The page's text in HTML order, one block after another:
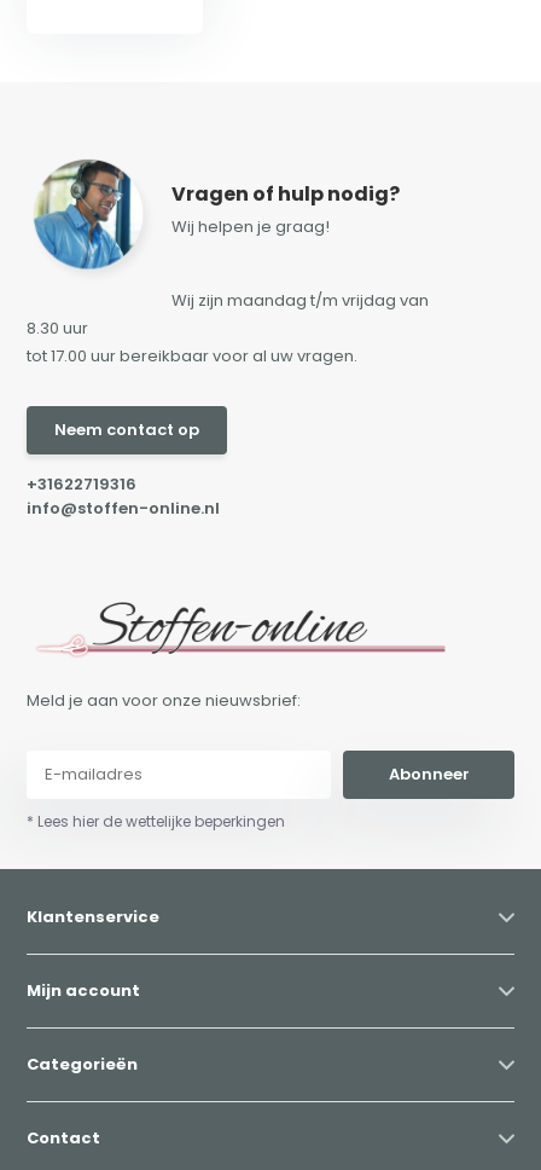
Vragen of hulp nodig?
Wij helpen je graag!
Wij zijn maandag t/m vrijdag van
8.30 uur
tot 17.00 uur bereikbaar voor al uw vragen.
Neem contact op
+31622719316
info@stoffen-online.nl
Meld je aan voor onze nieuwsbrief:
Abonneer
* Lees hier de wettelijke beperkingen
Klantenservice
Mijn account
Categorieën
Contact